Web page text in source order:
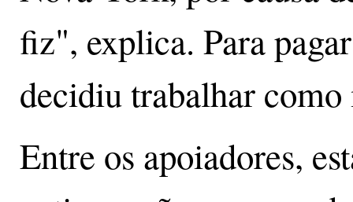
fiz", explica. Para
decidiu trabalhar
Entre os apoiadores,